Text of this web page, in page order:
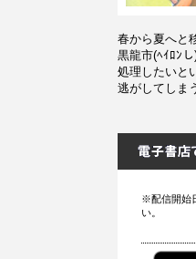
春から夏へと
黒龍市(ﾍｲﾛﾝ
処理したいと
逃がしてしま
※配信開始
い。